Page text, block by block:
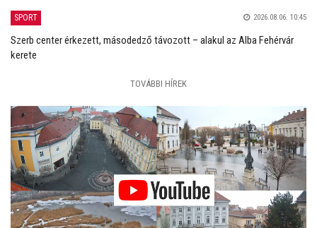
SPORT 2026.08.06. 10:45
Szerb center érkezett, másodedző távozott – alakul az Alba Fehérvár
kerete
TOVÁBBI HÍREK